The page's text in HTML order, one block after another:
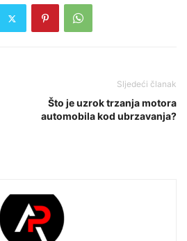
Sljedeći članak
Što je uzrok trzanja motora
automobila kod ubrzavanja?